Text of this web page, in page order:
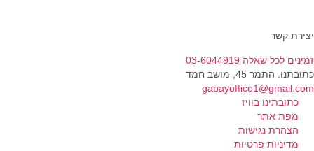
קשר
לכל שאלה 03-6044919
התמר 45, מושב חמד​
כתובתינו בוויז
מפת אתר
הצהרת נגישות
מדיניות פרטיות